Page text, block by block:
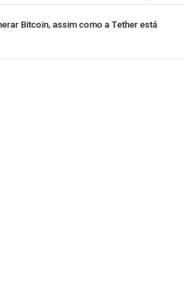
Bitcoin, assim como a Tether está